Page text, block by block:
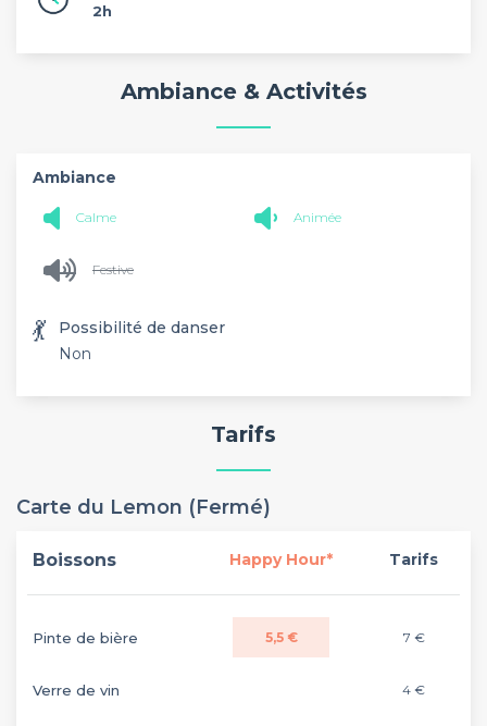
2h
Ambiance & Activités
Ambiance
Calme Animée
Festive
💃
Possibilité de danser
Non
Tarifs
Carte du Lemon (Fermé)
Boissons Happy Hour* Tarifs
Pinte de bière 5,5 € 7 €
Verre de vin 4 €